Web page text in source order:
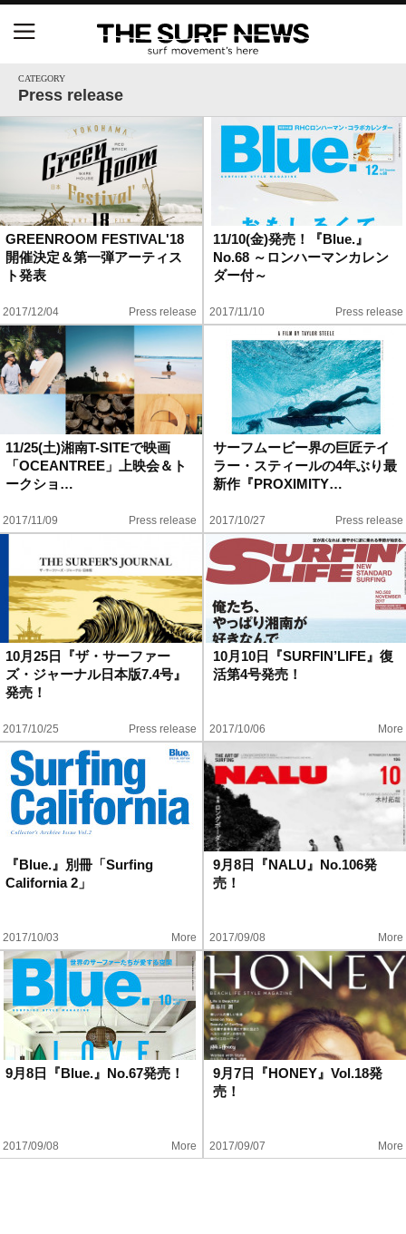
CATEGORY
Press release
GREENROOM FESTIVAL'18
開催決定＆第一弾アーティス
ト発表
2017/12/04 Press release
11/10(金)発売！『Blue.』
No.68 ～ロンハーマンカレン
ダー付～
2017/11/10 Press release
11/25(土)湘南T-SITEで映画
「OCEANTREE」上映会＆ト
ークショ…
2017/11/09 Press release
サーフムービー界の巨匠テイ
ラー・スティールの4年ぶり最
新作『PROXIMITY…
2017/10/27 Press release
10月25日『ザ・サーファー
ズ・ジャーナル日本版7.4号』
発売！
2017/10/25 Press release
10月10日『SURFIN’LIFE』復
活第4号発売！
2017/10/06 More
『Blue.』別冊「Surfing
California 2」
2017/10/03 More
9月8日『NALU』No.106発
売！
2017/09/08 More
9月8日『Blue.』No.67発売！
2017/09/08 More
9月7日『HONEY』Vol.18発
売！
2017/09/07 More
【五十嵐カノア独占インタビュー】旧友レオ、ジャ
ックとの豪華プライベートセッション
S.ONE ショート＆ロング開幕戦・現地リポート（高
橋みなと）
ニュース
製品情報
特集
試合
ハウツー
ホリデースタイル
ウェストジャパン
イベント・リリース
FOLLOW US ON